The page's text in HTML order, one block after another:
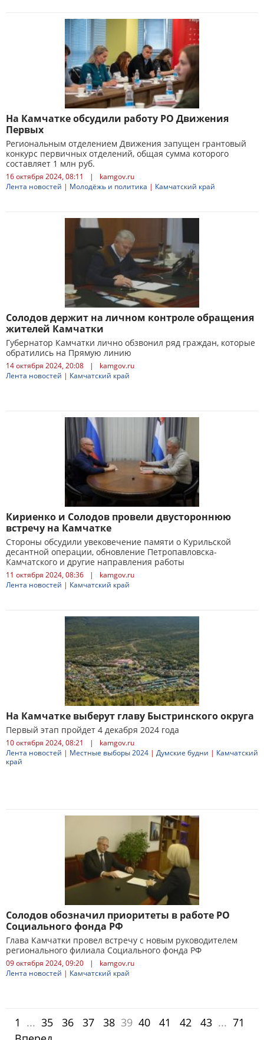
На Камчатке обсудили работу РО Движения
Первых
Региональным отделением Движения запущен грантовый
конкурс первичных отделений, общая сумма которого
составляет 1 млн руб.
16 октября 2024, 08:11 |
kamgov.ru
Лента новостей | Молодёжь и политика | Камчатский край
Солодов держит на личном контроле обращения
жителей Камчатки
Губернатор Камчатки лично обзвонил ряд граждан, которые
обратились на Прямую линию
14 октября 2024, 20:08 |
kamgov.ru
Лента новостей | Камчатский край
Кириенко и Солодов провели двустороннюю
встречу на Камчатке
Стороны обсудили увековечение памяти о Курильской
десантной операции, обновление Петропавловска-
Камчатского и другие направления работы
11 октября 2024, 08:36 |
kamgov.ru
Лента новостей | Камчатский край
На Камчатке выберут главу Быстринского округа
Первый этап пройдет 4 декабря 2024 года
10 октября 2024, 08:21 |
kamgov.ru
Лента новостей | Местные выборы 2024 | Думские будни | Камчатский
край
Солодов обозначил приоритеты в работе РО
Социального фонда РФ
Глава Камчатки провел встречу с новым руководителем
регионального филиала Социального фонда РФ
09 октября 2024, 09:20 |
kamgov.ru
Лента новостей | Камчатский край
1 ... 35 36 37 38 39 40 41 42 43 ... 71